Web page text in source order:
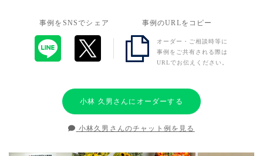
事例をSNSでシェア 事例のURLをコピー
オーダー・ご相談時等に
事例をご共有される際は
URLでお伝えください。
小林 久男さんにオーダーする
小林久男さんのチャット例を見る